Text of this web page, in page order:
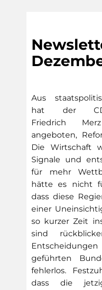
Aus
hat der CDU/
Friedrich
angeboten,
Die Wirtschaft
Signale und
für mehr
hätte es nicht
dass diese
einer
so kurzer Zeit
sind
geführten
fehlerlos.
dass die